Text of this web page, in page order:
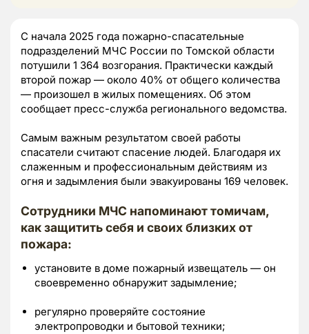
С начала 2025 года пожарно-спасательные
подразделений МЧС России по Томской области
потушили 1 364 возгорания. Практически каждый
второй пожар — около 40% от общего количества
— произошел в жилых помещениях. Об этом
сообщает пресс-служба регионального ведомства.
Самым важным результатом своей работы
спасатели считают спасение людей. Благодаря их
слаженным и профессиональным действиям из
огня и задымления были эвакуированы 169 человек.
Сотрудники МЧС напоминают томичам,
как защитить себя и своих близких от
пожара:
установите в доме пожарный извещатель — он
своевременно обнаружит задымление;
регулярно проверяйте состояние
электропроводки и бытовой техники;